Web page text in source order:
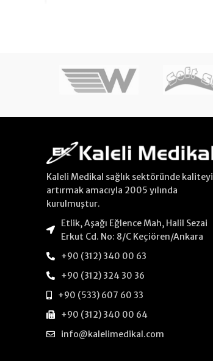
Kaleli Medikal sağlık sektöründe kaliteyi
artırmak amacıyla 2005 yılında
kurulmuştur.
Etlik, Aşağı Eğlence Mah, Halil Sezai
Erkut Cd. No: 8/C Keçiören/Ankara
+90 (312) 340 00 63
+90 (312) 324 30 36
+90 (533) 607 60 33
+90 (312) 340 00 64
info@kalelimedikal.com